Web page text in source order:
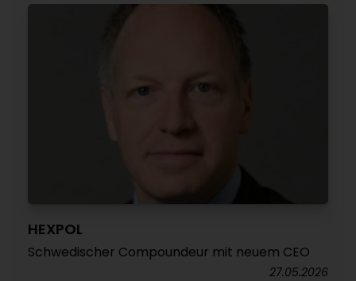
HEXPOL
Schwedischer Compoundeur mit neuem CEO
27.05.2026